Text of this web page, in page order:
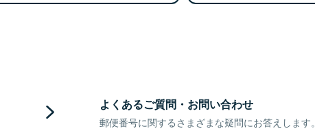
よくあるご質問・お問い合わせ
郵便番号に関するさまざまな疑問にお答えします。